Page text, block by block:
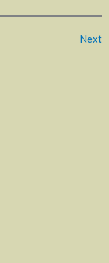
Next